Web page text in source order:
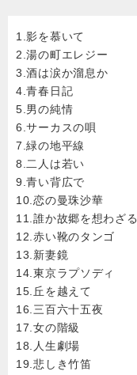
1.影を慕いて
2.湯の町エレジー
3.酒は涙か溜息か
4.青春日記
5.男の純情
6.サーカスの唄
7.緑の地平線
8.二人は若い
9.青い背広で
10.恋の曼珠沙華
11.誰か故郷を想わざる
12.赤い靴のタンゴ
13.新妻鏡
14.東京ラプソディ
15.丘を越えて
16.三百六十五夜
17.女の階級
18.人生劇場
19.悲しき竹笛